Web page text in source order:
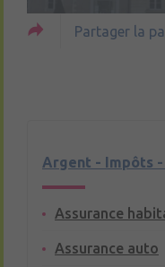
Partager la
Argent - Impôts -
Assurance
Assurance auto